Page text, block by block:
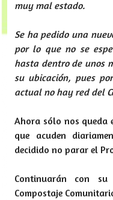
muy mal estado.
Se ha pedido una
por lo que no se
hasta dentro de unos
su ubicación, pues
actual no hay red del
Ahora sólo nos queda
que acuden
decidido no parar el
Continuarán con
Compostaje